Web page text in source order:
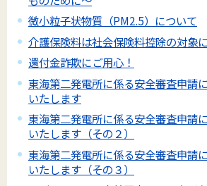
微小粒子状物質（PM2.5）について
介護保険料は社会保険料控除の対象
還付金詐欺にご用心！
東海第二発電所に係る安全審査申請
いたします
東海第二発電所に係る安全審査申請
いたします（その２）
東海第二発電所に係る安全審査申請
いたします（その３）